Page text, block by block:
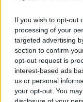
If you wish to opt-out
processing of your
targeted advertising
section to confirm
opt-out request is
interest-based ads
us or personal
your opt-out. You